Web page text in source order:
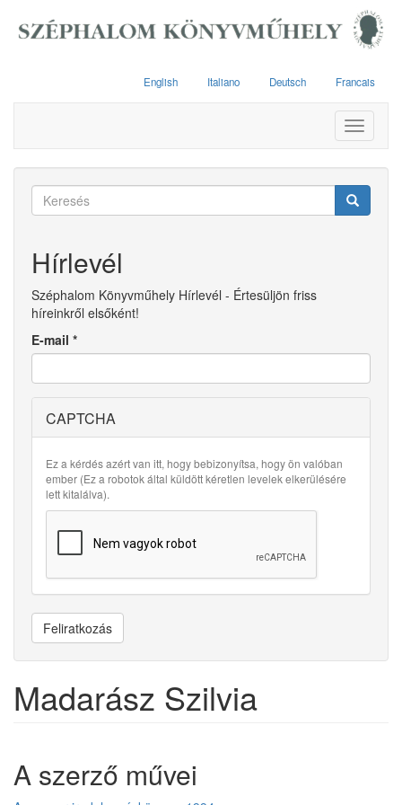
English Italiano Deutsch Francais
Toggle
Keresés
Hírlevél
Széphalom Könyvműhely Hírlevél - Értesüljön friss
híreinkről elsőként!
E-mail *
CAPTCHA
Ez a kérdés azért van itt, hogy bebizonyítsa, hogy ön valóban
ember (Ez a robotok által küldött kéretlen levelek elkerülésére
lett kitalálva).
Feliratkozás
Madarász Szilvia
A szerző művei